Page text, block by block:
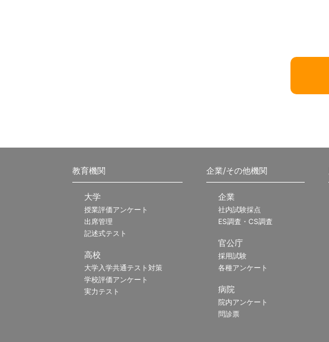
教育機関
大学
授業評価アンケート
出席管理
記述式テスト
高校
大学入学共通テスト対策
学校評価アンケート
実力テスト
企業/その他機関
企業
社内試験採点
ES調査・CS調査
官公庁
採用試験
各種アンケート
病院
院内アンケート
問診票